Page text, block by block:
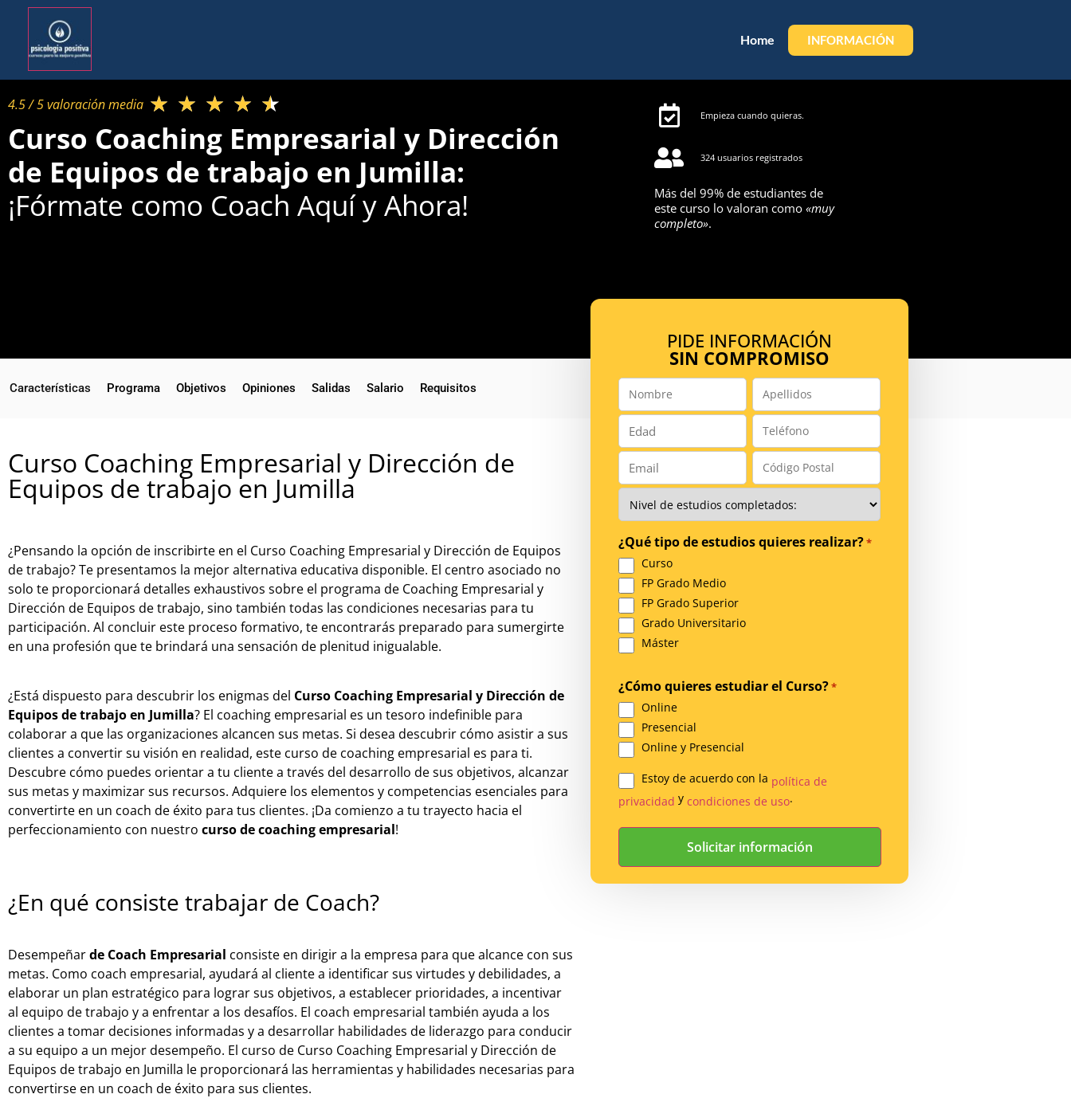
Home INFORMACIÓN
4.5 / 5 valoración media​ ★ ★ ★ ★ ★
Curso Coaching Empresarial y Dirección
de Equipos de trabajo en Jumilla:
¡Fórmate como Coach Aquí y Ahora!
Empieza cuando quieras.
324 usuarios registrados
Más del 99% de estudiantes de
este curso lo valoran como «muy
completo».
Características Programa Objetivos Opiniones Salidas Salario Requisitos
Curso Coaching Empresarial y Dirección de
Equipos de trabajo en Jumilla
¿Pensando la opción de inscribirte en el Curso Coaching Empresarial y Dirección de Equipos
de trabajo? Te presentamos la mejor alternativa educativa disponible. El centro asociado no
solo te proporcionará detalles exhaustivos sobre el programa de Coaching Empresarial y
Dirección de Equipos de trabajo, sino también todas las condiciones necesarias para tu
participación. Al concluir este proceso formativo, te encontrarás preparado para sumergirte
en una profesión que te brindará una sensación de plenitud inigualable.
¿Está dispuesto para descubrir los enigmas del Curso Coaching Empresarial y Dirección de
Equipos de trabajo en Jumilla? El coaching empresarial es un tesoro indefinible para
colaborar a que las organizaciones alcancen sus metas. Si desea descubrir cómo asistir a sus
clientes a convertir su visión en realidad, este curso de coaching empresarial es para ti.
Descubre cómo puedes orientar a tu cliente a través del desarrollo de sus objetivos, alcanzar
sus metas y maximizar sus recursos. Adquiere los elementos y competencias esenciales para
convertirte en un coach de éxito para tus clientes. ¡Da comienzo a tu trayecto hacia el
perfeccionamiento con nuestro curso de coaching empresarial!
¿En qué consiste trabajar de Coach?
Desempeñarde Coach Empresarial consiste en dirigir a la empresa para que alcance con sus
metas. Como coach empresarial, ayudará al cliente a identificar sus virtudes y debilidades, a
elaborar un plan estratégico para lograr sus objetivos, a establecer prioridades, a incentivar
al equipo de trabajo y a enfrentar a los desafíos. El coach empresarial también ayuda a los
clientes a tomar decisiones informadas y a desarrollar habilidades de liderazgo para conducir
a su equipo a un mejor desempeño. El curso de Curso Coaching Empresarial y Dirección de
Equipos de trabajo en Jumilla le proporcionará las herramientas y habilidades necesarias para
convertirse en un coach de éxito para sus clientes.
PIDE INFORMACIÓN
SIN COMPROMISO
Nombre
*
Apellidos
Número
*
Teléfono
Email
*
Código
Postal
*
Nivel
de
Estudios
*
¿Qué tipo de estudios quieres realizar?*
Curso
FP Grado Medio
FP Grado Superior
Grado Universitario
Máster
¿Cómo quieres estudiar el Curso?*
Online
Presencial
Online y Presencial
Legal
*
Estoy de acuerdo con la política de
privacidad y condiciones de uso.